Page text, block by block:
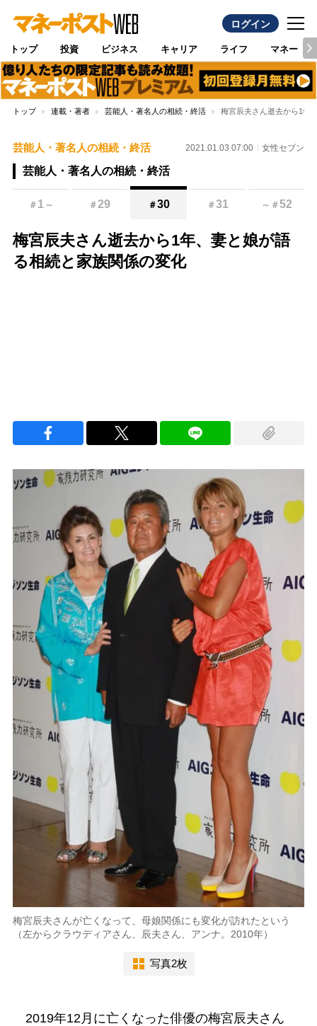
ログイン
トップ 投資 ビジネス キャリア ライフ マネー
トップ 連載・著者 芸能人・著名人の相続・終活 梅宮辰夫さん逝去から1年
芸能人・著名人の相続・終活 2021.01.03 07:00 女性セブン
芸能人・著名人の相続・終活
＃ 1 ～ ＃29 ＃30 ＃31 ～ ＃52
梅宮辰夫さん逝去から1年、妻と娘が語
る相続と家族関係の変化
梅宮辰夫さんが亡くなって、母娘関係にも変化が訪れたという
（左からクラウディアさん、辰夫さん、アンナ。2010年）
写真2枚
2019年12月に亡くなった俳優の梅宮辰夫さん